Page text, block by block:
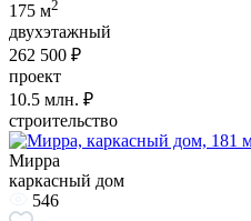
175 м2
двухэтажный
262 500 ₽
проект
10.5 млн. ₽
строительство
Мирра
каркасный дом
546